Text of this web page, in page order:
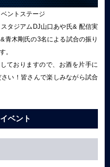
ントステージ
タジアムDJ山口あや氏& 配信実
青木剛氏の3名による試合の振り
。
ておりますので、お酒を片手に
い！皆さんで楽しみながら試合
ベント